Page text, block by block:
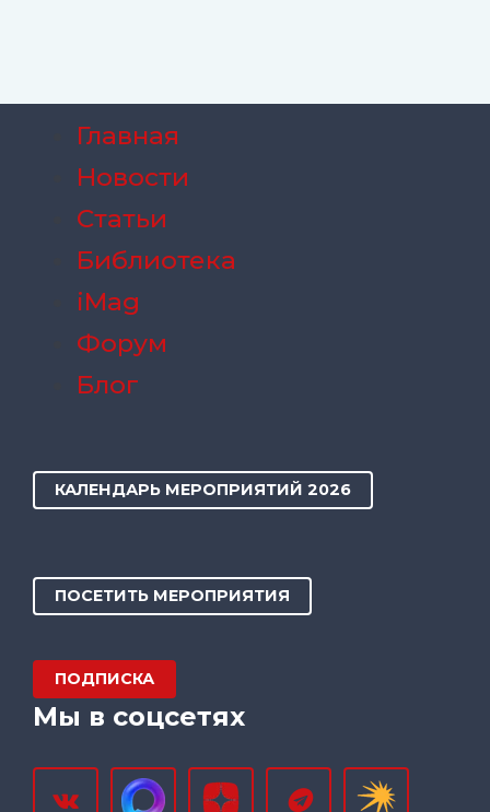
Главная
Новости
Статьи
Библиотека
iMag
Форум
Блог
КАЛЕНДАРЬ МЕРОПРИЯТИЙ 2026
ПОСЕТИТЬ МЕРОПРИЯТИЯ
ПОДПИСКА
Мы в соцсетях